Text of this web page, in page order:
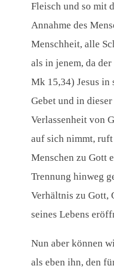
Fleisch und so mit
Annahme des
Menschheit, alle
als in jenem, da
Mk 15,34) Jesus in
Gebet und in
Verlassenheit von
auf sich nimmt,
Menschen zu Gott
Trennung hinweg
Verhältnis zu Gott,
seines Lebens
Nun aber können
als eben ihn, den